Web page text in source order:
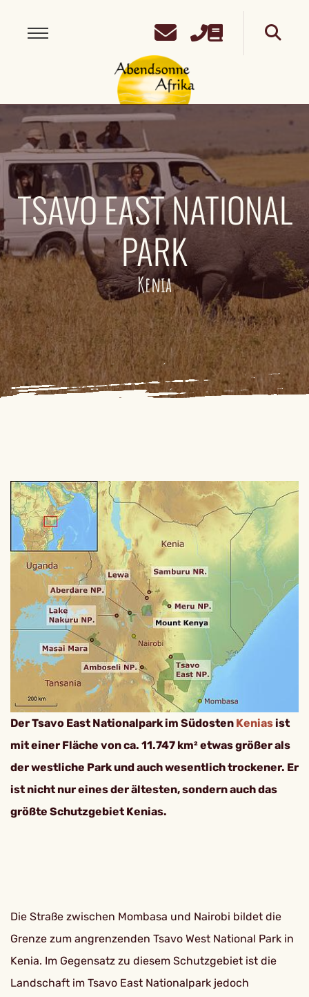
TSAVO EAST NATIONAL
PARK
Kenia
Der Tsavo East Nationalpark im Südosten Kenias ist
mit einer Fläche von ca. 11.747 km² etwas größer als
der westliche Park und auch wesentlich trockener. Er
ist nicht nur eines der ältesten, sondern auch das
größte Schutzgebiet Kenias.
Die Straße zwischen Mombasa und Nairobi bildet die
Grenze zum angrenzenden Tsavo West National Park in
Kenia. Im Gegensatz zu diesem Schutzgebiet ist die
Landschaft im Tsavo East Nationalpark jedoch